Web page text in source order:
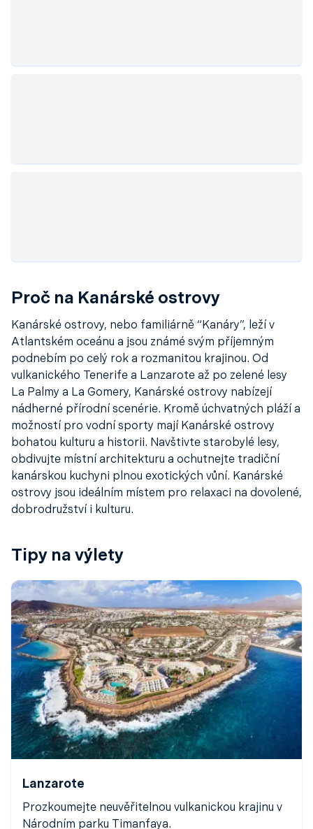
Proč na Kanárské ostrovy
Kanárské ostrovy, nebo familiárně “Kanáry”, leží v
Atlantském oceánu a jsou známé svým příjemným
podnebím po celý rok a rozmanitou krajinou. Od
vulkanického Tenerife a Lanzarote až po zelené lesy
La Palmy a La Gomery, Kanárské ostrovy nabízejí
nádherné přírodní scenérie. Kromě úchvatných pláží a
možností pro vodní sporty mají Kanárské ostrovy
bohatou kulturu a historii. Navštivte starobylé lesy,
obdivujte místní architekturu a ochutnejte tradiční
kanárskou kuchyni plnou exotických vůní. Kanárské
ostrovy jsou ideálním místem pro relaxaci na dovolené,
dobrodružství i kulturu.
Tipy na výlety
Lanzarote
Prozkoumejte neuvěřitelnou vulkanickou krajinu v
Národním parku Timanfaya.